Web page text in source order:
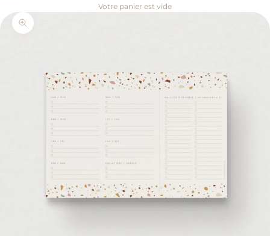
Votre panier est vide
Zoomer sur l'image